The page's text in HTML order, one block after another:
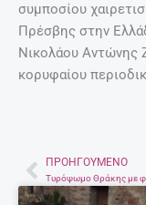
συμποσίου
Πρέσβης στην
Νικολάου Αντώνης
κορυφαίου
PrevΠΡΟΗΓΟΎΜΕΝΟ